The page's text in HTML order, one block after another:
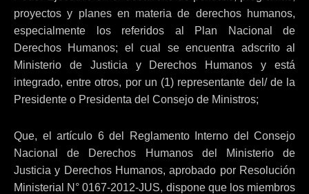
proyectos y planes en materia de derechos humanos,
especialmente los referidos al Plan Nacional de
Derechos Humanos; el cual se encuentra adscrito al
Ministerio de Justicia y Derechos Humanos y está
integrado, entre otros, por un (1) representante del/ de la
Presidente o Presidenta del Consejo de Ministros;
Que, el artículo 6 del Reglamento Interno del Consejo
Nacional de Derechos Humanos del Ministerio de
Justicia y Derechos Humanos, aprobado por Resolución
Ministerial N° 0167-2012-JUS, dispone que los miembros